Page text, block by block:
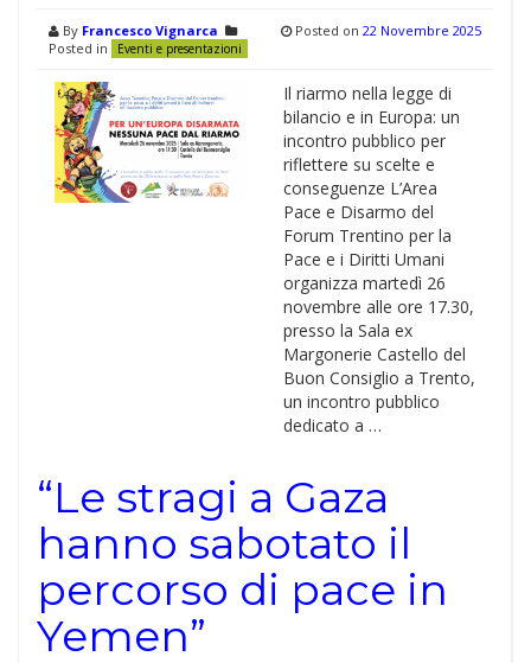
By Francesco Vignarca
Posted in
Eventi e presentazioni
Posted on 22 Novembre 2025
Il riarmo nella legge di
bilancio e in Europa: un
incontro pubblico per
riflettere su scelte e
conseguenze L’Area
Pace e Disarmo del
Forum Trentino per la
Pace e i Diritti Umani
organizza martedì 26
novembre alle ore 17.30,
presso la Sala ex
Margonerie Castello del
Buon Consiglio a Trento,
un incontro pubblico
dedicato a …
“Le stragi a Gaza
hanno sabotato il
percorso di pace in
Yemen”